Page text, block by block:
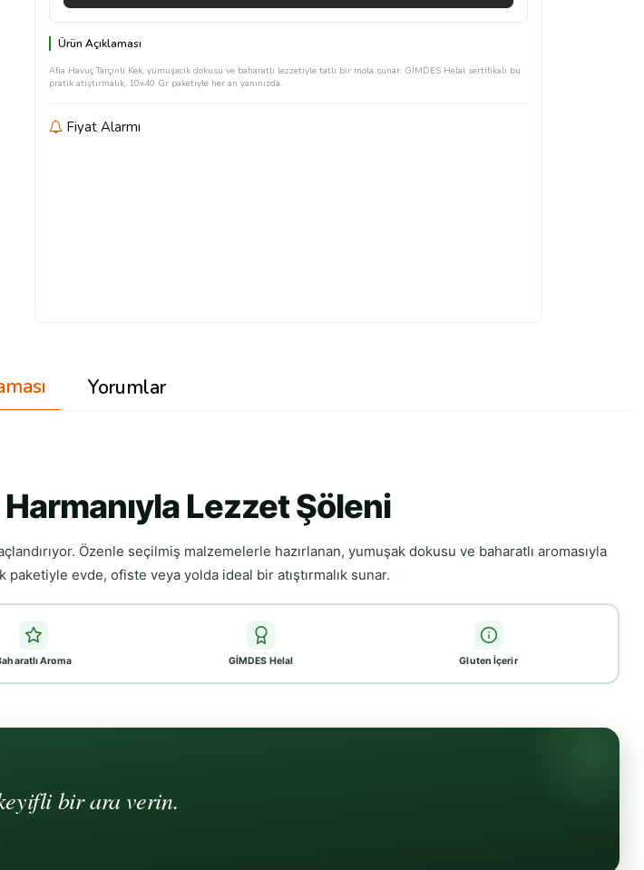
Ürün Açıklaması
Afia Havuç Tarçınlı Kek, yumuşacık dokusu ve baharatlı lezzetiyle tatlı bir mola sunar. GİMDES Helal sertifikalı bu
pratik atıştırmalık, 10x40 Gr paketiyle her an yanınızda.
Fiyat Alarmı
Yorumlar
Lezzet Şöleni
Özenle seçilmiş malzemelerle hazırlanan, yumuşak dokusu ve baharatlı aromasıyla
evde, ofiste veya yolda ideal bir atıştırmalık sunar.
Aroma GİMDES Helal Gluten İçerir
bir ara verin.